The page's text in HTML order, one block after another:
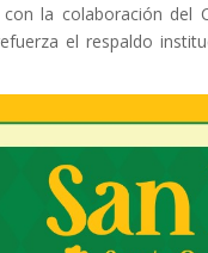
la colaboración del
el respaldo